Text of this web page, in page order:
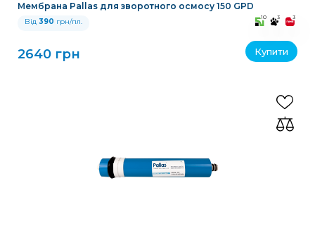
Мембрана Pallas для зворотного осмосу 150 GPD
Від 390 грн/пл. 10 3 3
2640 грн Купити